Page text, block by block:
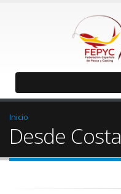
Inicio
Desde Costa